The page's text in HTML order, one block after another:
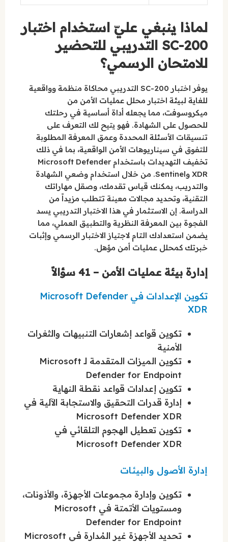
لماذا ينبغي عليّ استخدام اختبار
SC-200 التدريبي للتحضير
للامتحان الرسمي؟
يوفر اختبار SC-200 التدريبي محاكاة منظمة وواقعية
للغاية لبيئة اختبار محلل عمليات الأمن من
ميكروسوفت، مما يجعله أداة أساسية في رحلتك
للحصول على الشهادة. فهو يتيح لك التعرف على
تنسيقات الأسئلة المحددة وعمق المعرفة المطلوبة
للتفوق في سيناريوهات الأمن الواقعية، بما في ذلك
تخفيف التهديدات باستخدام Microsoft Defender
XDR وSentinel. من خلال استخدام وضعي الشهادة
والتدريب، يمكنك قياس تقدمك، وصقل مهاراتك
التقنية، وتحديد مجالات معينة تتطلب مزيداً من
الدراسة. إن الاستثمار في هذا الاختبار التدريبي يسد
الفجوة بين المعرفة النظرية والتطبيق العملي، مما
يضمن استعدادك التام لاجتياز الاختبار الرسمي وإثبات
خبرتك كمحلل عمليات أمن مؤهل.
إدارة بيئة عمليات الأمن – 41 سؤالاً
تكوين الإعدادات في Microsoft Defender
XDR
تكوين قواعد إشعارات التنبيهات والثغرات
الأمنية
تكوين الميزات المتقدمة لـ Microsoft
Defender for Endpoint
تكوين إعدادات قواعد نقطة النهاية
إدارة قدرات التحقيق والاستجابة الآلية في
Microsoft Defender XDR
تكوين تعطيل الهجوم التلقائي في
Microsoft Defender XDR
إدارة الأصول والبيئات
تكوين وإدارة مجموعات الأجهزة، والأذونات،
ومستويات الأتمتة في Microsoft
Defender for Endpoint
تحديد الأجهزة غير المُدارة في Microsoft